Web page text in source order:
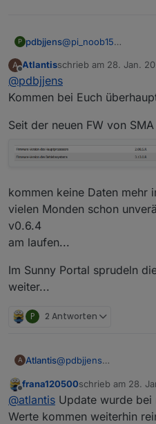
P pdbjjens@pi_noob15
installieren, da sie
iobroker noch SMA Energy Meter/Sunny Home
Manager Firmware
Das Verhalten der
dass iobroker die
temporär disabled.
Abhilfe: Bei der
noch den Extended
A
Offline
Atlantisschrieb am 28. Jan.
zuletzt editiert von
@pdbjjens
Kommen bei Euch
Seit der neuen FW von
kommen keine Daten mehr
vielen Monden schon
v0.6.4
am laufen...
Im Sunny Portal sprudeln
weiter...
P 2 Antworten
A Atlantis@pdbjjens
Seit der neuen FW von
kommen keine Daten
Offline
frana120500schrieb am 28.
zuletzt editiert von
@atlantis Update wurde bei
Werte kommen weiterhin